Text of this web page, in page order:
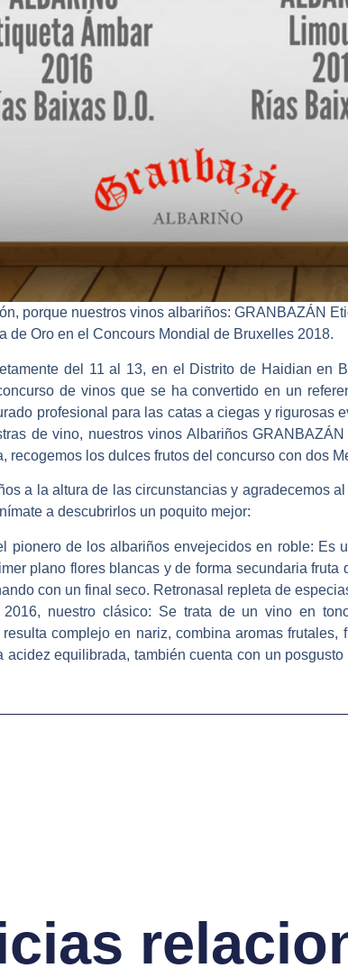
porque nuestros vinos albariños: GRANBAZÁN
de Oro en el Concours Mondial de Bruxelles 2018.
del 11 al 13, en el Distrito de Haidian en
de vinos que se ha convertido en un
profesional para las catas a ciegas y rigurosas
de vino, nuestros vinos Albariños
recogemos los dulces frutos del concurso con dos
a la altura de las circunstancias y agradecemos
a descubrirlos un poquito mejor:
pionero de los albariños envejecidos en roble: Es
plano flores blancas y de forma secundaria
con un final seco. Retronasal repleta de
nuestro clásico: Se trata de un vino en
complejo en nariz, combina aromas
acidez equilibrada, también cuenta con un